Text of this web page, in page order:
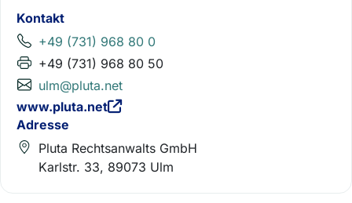
Kontakt
+49 (731) 968 80 0
+49 (731) 968 80 50
ulm@pluta.net
www.pluta.net
Adresse
Pluta Rechtsanwalts GmbH
Karlstr. 33, 89073 Ulm